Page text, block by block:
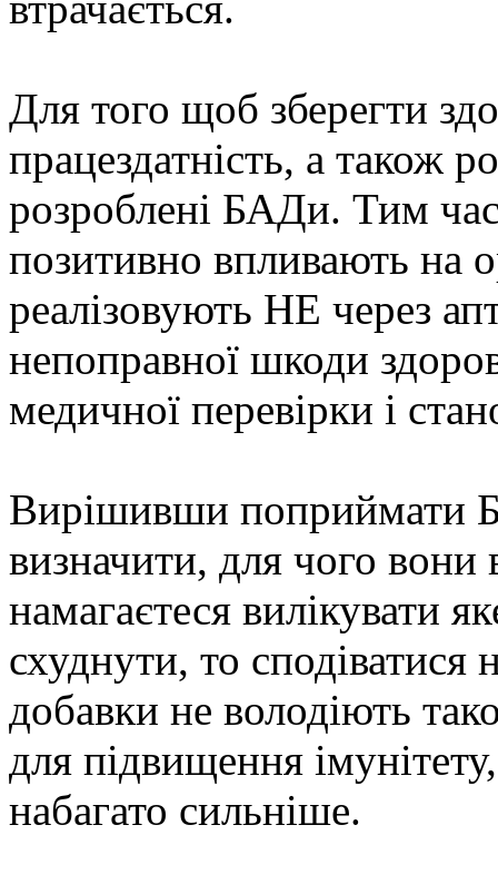
Для того щоб зберегти
працездатність, а також
розроблені БАДи. Тим
позитивно впливають на
реалізовують НЕ через
непоправної шкоди
медичної перевірки і
Вирішивши поприймати
визначити, для чого
намагаєтеся вилікувати
схуднути, то
добавки не володіють
для підвищення
набагато сильніше.